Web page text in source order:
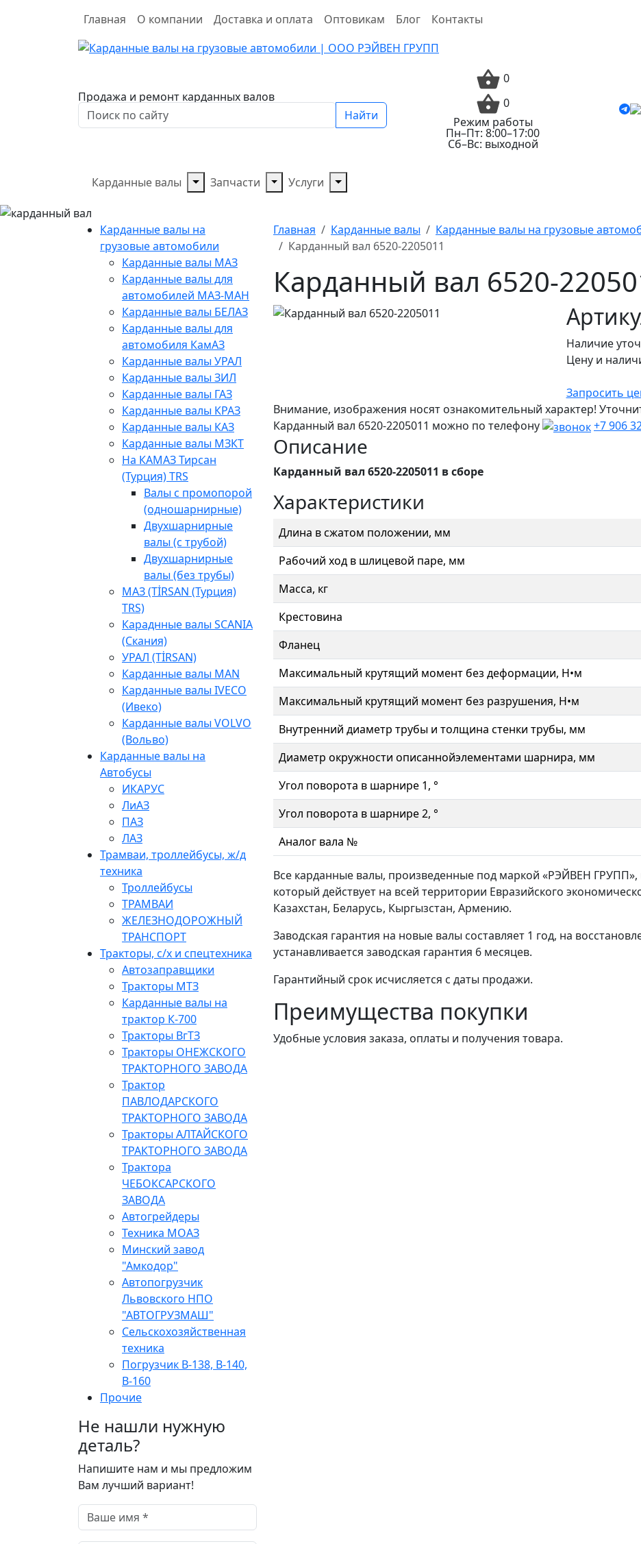
Главная О компании Доставка и оплата Оптовикам Блог Контакты
Продажа и ремонт карданных валов
Найти
0
0
Режим работы
Пн–Пт: 8:00–17:00
Сб–Вс: выходной
Карданные валы Запчасти Услуги
Карданные валы на
грузовые автомобили
Карданные валы МАЗ
Карданные валы для
автомобилей МАЗ-МАН
Карданные валы БЕЛАЗ
Карданные валы для
автомобиля КамАЗ
Карданные валы УРАЛ
Карданные валы ЗИЛ
Карданные валы ГАЗ
Карданные валы КРАЗ
Карданные валы КАЗ
Карданные валы МЗКТ
На КАМАЗ Тирсан
(Турция) TRS
Валы с промопорой
(одношарнирные)
Двухшарнирные
валы (с трубой)
Двухшарнирные
валы (без трубы)
МАЗ (TİRSAN (Турция)
TRS)
Караднные валы SCANIA
(Скания)
УРАЛ (TİRSAN)
Карданные валы МАN
Карданные валы IVECO
(Ивеко)
Карданные валы VOLVO
(Вольво)
Карданные валы на
Автобусы
ИКАРУС
ЛиАЗ
ПАЗ
ЛАЗ
Трамваи, троллейбусы, ж/д
техника
Троллейбусы
ТРАМВАИ
ЖЕЛЕЗНОДОРОЖНЫЙ
ТРАНСПОРТ
Тракторы, с/x и спецтехника
Автозаправщики
Тракторы МТЗ
Карданные валы на
трактор К-700
Тракторы ВгТЗ
Тракторы ОНЕЖСКОГО
ТРАКТОРНОГО ЗАВОДА
Трактор
ПАВЛОДАРСКОГО
ТРАКТОРНОГО ЗАВОДА
Тракторы АЛТАЙСКОГО
ТРАКТОРНОГО ЗАВОДА
Трактора
ЧЕБОКСАРСКОГО
ЗАВОДА
Автогрейдеры
Техника МОАЗ
Минский завод
"Амкодор"
Автопогрузчик
Львовского НПО
"АВТОГРУЗМАШ"
Сельскохозяйственная
техника
Погрузчик В-138, В-140,
В-160
Прочие
Не нашли нужную
деталь?
Напишите нам и мы предложим
Вам лучший вариант!
Главная Карданные валы Карданные валы на грузовые
Карданный вал 6520-2205011
Карданный вал 6520-
Наличие
Цену и
Запросить
Внимание, изображения носят ознакомительный характер!
Карданный вал 6520-2205011 можно по телефону
+7 906
Описание
Карданный вал 6520-2205011 в сборе
Характеристики
Длина в сжатом положении, мм
Рабочий ход в шлицевой паре, мм
Масса, кг
Крестовина
Фланец
Максимальный крутящий момент без деформации, Н•м
Максимальный крутящий момент без разрушения, Н•м
Внутренний диаметр трубы и толщина стенки трубы, мм
Диаметр окружности описаннойэлементами шарнира, мм
Угол поворота в шарнире 1, °
Угол поворота в шарнире 2, °
Аналог вала №
Все карданные валы, произведенные под маркой «РЭЙВЕН ГРУПП»,
который действует на всей территории Евразийского
Казахстан, Беларусь, Кыргызстан, Армению.
Заводская гарантия на новые валы составляет 1 год, на
устанавливается заводская гарантия 6 месяцев.
Гарантийный срок исчисляется с даты продажи.
Преимущества покупки
Удобные условия заказа, оплаты и получения товара.